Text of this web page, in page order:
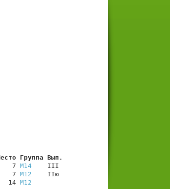
Группа Вып.
7
М14
    III
7
М12
    IIю
14
М12